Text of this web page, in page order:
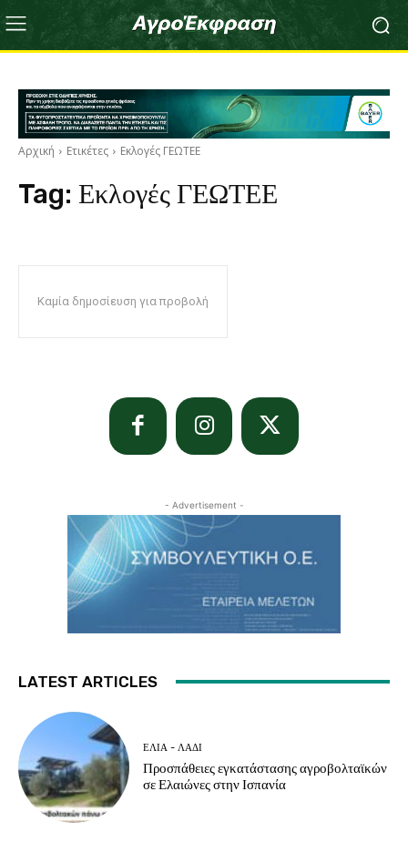
Αρχική Ετικέτες Εκλογές ΓΕΩΤΕΕ
Tag: Εκλογές ΓΕΩΤΕΕ
Καμία δημοσίευση για προβολή
- Advertisement -
LATEST ARTICLES
ΕΛΙΆ - ΛΆΔΙ
Προσπάθειες εγκατάστασης αγροβολταϊκών
σε Ελαιώνες στην Ισπανία